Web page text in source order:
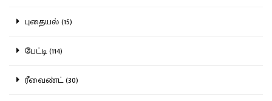
புதையல் (15)
பேட்டி (114)
ரீவைண்ட் (30)